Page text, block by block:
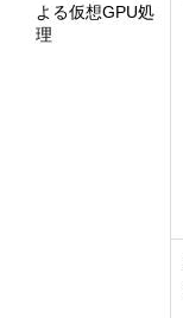
よる仮想GPU処
理